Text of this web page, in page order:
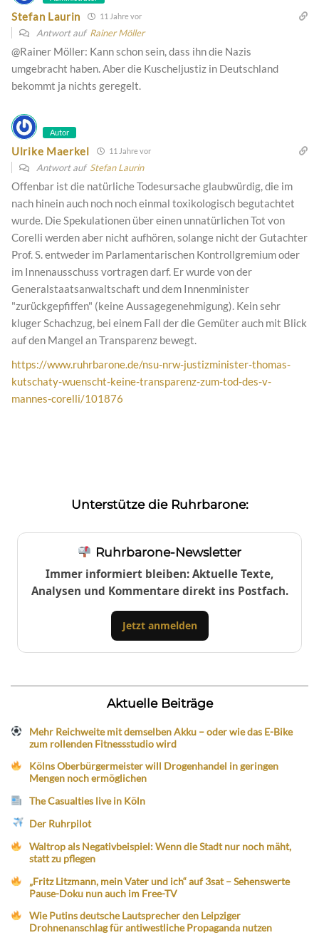
Stefan Laurin 11 Jahre vor
Antwort auf Rainer Möller
@Rainer Möller: Kann schon sein, dass ihn die Nazis
umgebracht haben. Aber die Kuscheljustiz in Deutschland
bekommt ja nichts geregelt.
Autor
Ulrike Maerkel 11 Jahre vor
Antwort auf Stefan Laurin
Offenbar ist die natürliche Todesursache glaubwürdig, die im
nach hinein auch noch noch einmal toxikologisch begutachtet
wurde. Die Spekulationen über einen unnatürlichen Tot von
Corelli werden aber nicht aufhören, solange nicht der Gutachter
Prof. S. entweder im Parlamentarischen Kontrollgremium oder
im Innenausschuss vortragen darf. Er wurde von der
Generalstaatsanwaltschaft und dem Innenminister
"zurückgepfiffen" (keine Aussagegenehmigung). Kein sehr
kluger Schachzug, bei einem Fall der die Gemüter auch mit Blick
auf den Mangel an Transparenz bewegt.
https://www.ruhrbarone.de/nsu-nrw-justizminister-thomas-
kutschaty-wuenscht-keine-transparenz-zum-tod-des-v-
mannes-corelli/101876
Unterstütze die Ruhrbarone:
Ruhrbarone-Newsletter
Immer informiert bleiben: Aktuelle Texte,
Analysen und Kommentare direkt ins Postfach.
Jetzt anmelden
Aktuelle Beiträge
Mehr Reichweite mit demselben Akku – oder wie das E-Bike
zum rollenden Fitnessstudio wird
Kölns Oberbürgermeister will Drogenhandel in geringen
Mengen noch ermöglichen
The Casualties live in Köln
Der Ruhrpilot
Waltrop als Negativbeispiel: Wenn die Stadt nur noch mäht,
statt zu pflegen
„Fritz Litzmann, mein Vater und ich“ auf 3sat – Sehenswerte
Pause-Doku nun auch im Free-TV
Wie Putins deutsche Lautsprecher den Leipziger
Drohnenanschlag für antiwestliche Propaganda nutzen